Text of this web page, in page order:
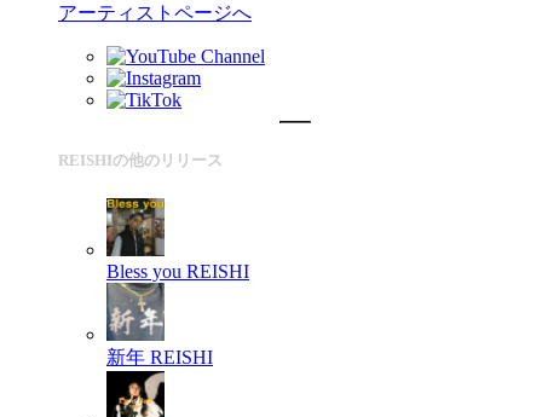
アーティストページへ
REISHIの他のリリース
Bless you REISHI
新年 REISHI